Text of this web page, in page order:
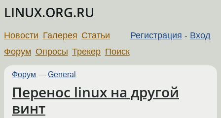
LINUX.ORG.RU
Регистрация - Вход
Новости Галерея Статьи
Форум Опросы Трекер Поиск
Форум — General
Перенос linux на другой
винт